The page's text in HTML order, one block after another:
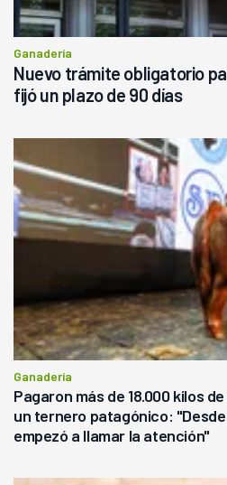
Ganadería
Nuevo trámite obligatorio
fijó un plazo de 90 días
Ganadería
Pagaron más de 18.000 kilos
un ternero patagónico:
empezó a llamar la atención"